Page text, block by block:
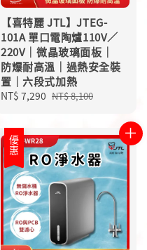
【喜特麗 JTL】JTEG-
101A 單口電陶爐110V／
220V｜微晶玻璃面板｜
防爆耐高溫｜過熱安全裝
置｜六段式加熱
Sale
NT$ 7,290 Regular
NT$ 8,100
優惠